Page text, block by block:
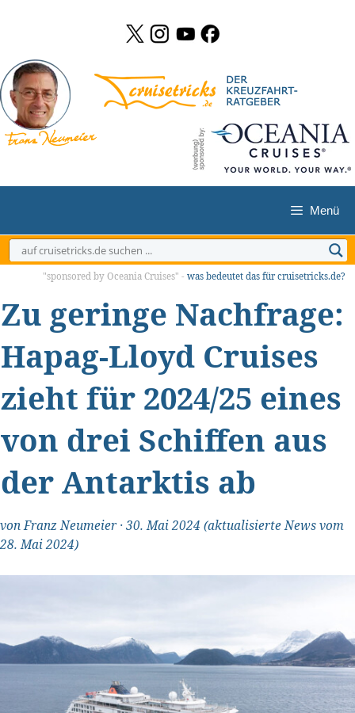
springen
Menü
"sponsored by Oceania Cruises" - was bedeutet das für cruisetricks.de?
Zu geringe Nachfrage:
Hapag-Lloyd Cruises
zieht für 2024/25 eines
von drei Schiffen aus
der Antarktis ab
vonFranz Neumeier·30. Mai 2024 (aktualisierte News vom
28. Mai 2024)